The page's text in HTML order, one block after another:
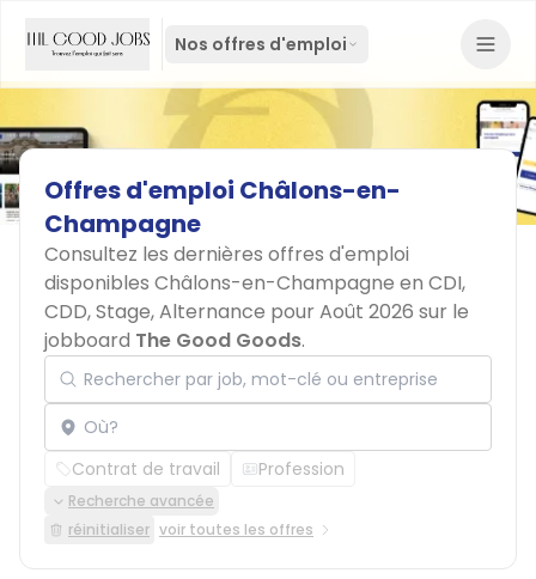
Nos offres d'emploi
Offresd'emploi Châlons-en-
Champagne
Consultez les dernières offres d'emploi
disponibles Châlons-en-Champagne en CDI,
CDD, Stage, Alternance pour Août 2026 sur le
jobboard The Good Goods.
Rechercher par job, mot-clé ou entreprise
Localisation
Contrat de travail Profession
Recherche avancée
réinitialiser voir toutes les offres